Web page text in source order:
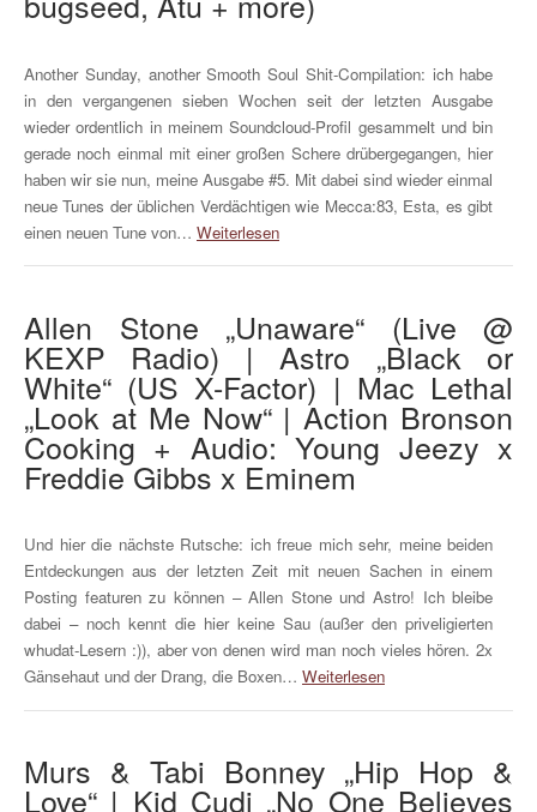
Another Sunday, another Smooth Soul Shit-Compilation: ich habe
in den vergangenen sieben Wochen seit der letzten Ausgabe
wieder ordentlich in meinem Soundcloud-Profil gesammelt und bin
gerade noch einmal mit einer großen Schere drübergegangen, hier
haben wir sie nun, meine Ausgabe #5. Mit dabei sind wieder einmal
neue Tunes der üblichen Verdächtigen wie Mecca:83, Esta, es gibt
einen neuen Tune von… Weiterlesen
Allen Stone „Unaware“ (Live @
KEXP Radio) | Astro „Black or
White“ (US X-Factor) | Mac Lethal
„Look at Me Now“ | Action Bronson
Cooking + Audio: Young Jeezy x
Freddie Gibbs x Eminem
Und hier die nächste Rutsche: ich freue mich sehr, meine beiden
Entdeckungen aus der letzten Zeit mit neuen Sachen in einem
Posting featuren zu können – Allen Stone und Astro! Ich bleibe
dabei – noch kennt die hier keine Sau (außer den priveligierten
whudat-Lesern :)), aber von denen wird man noch vieles hören. 2x
Gänsehaut und der Drang, die Boxen… Weiterlesen
Murs & Tabi Bonney „Hip Hop &
Love“ | Kid Cudi „No One Believes